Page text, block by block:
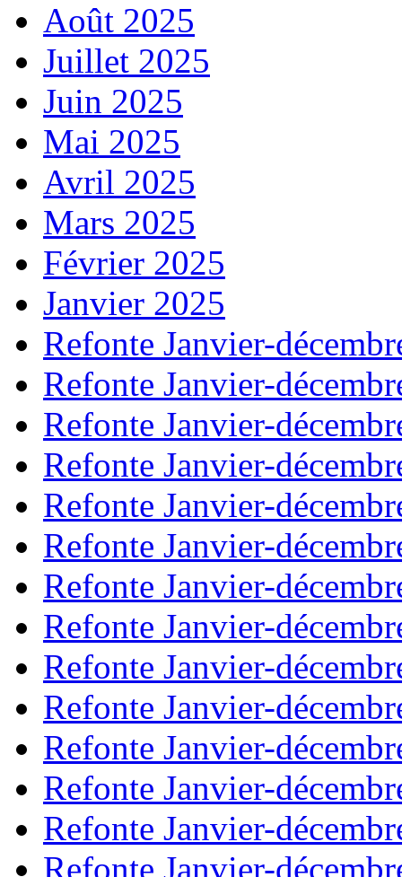
Août 2025
Juillet 2025
Juin 2025
Mai 2025
Avril 2025
Mars 2025
Février 2025
Janvier 2025
Refonte Janvier-
Refonte Janvier-
Refonte Janvier-
Refonte Janvier-
Refonte Janvier-
Refonte Janvier-
Refonte Janvier-
Refonte Janvier-
Refonte Janvier-
Refonte Janvier-
Refonte Janvier-
Refonte Janvier-
Refonte Janvier-
Refonte Janvier-